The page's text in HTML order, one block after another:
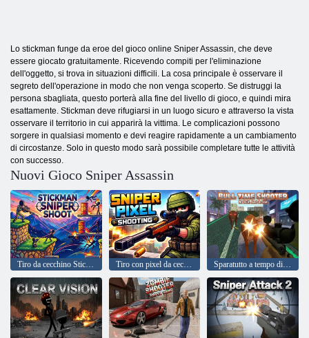
Lo stickman funge da eroe del gioco online Sniper Assassin, che deve
essere giocato gratuitamente. Ricevendo compiti per l'eliminazione
dell'oggetto, si trova in situazioni difficili. La cosa principale è osservare il
segreto dell'operazione in modo che non venga scoperto. Se distruggi la
persona sbagliata, questo porterà alla fine del livello di gioco, e quindi mira
esattamente. Stickman deve rifugiarsi in un luogo sicuro e attraverso la vista
osservare il territorio in cui apparirà la vittima. Le complicazioni possono
sorgere in qualsiasi momento e devi reagire rapidamente a un cambiamento
di circostanze. Solo in questo modo sarà possibile completare tutte le attività
con successo.
Nuovi Gioco Sniper Assassin
Tiro da cecchino Stickman Tiro con pixel da cecchino Sparatutto a tempo di toro